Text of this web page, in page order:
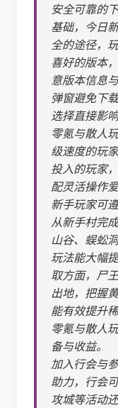
安全可靠的
基础，今日
全的途径，
喜好的版本
意版本信息
弹窗避免下
选择直接影
零氪与散人
级速度的玩
投入的玩家
配灵活操作爱
新手玩家可
从新手村完
山谷、蜈蚣
玩法能大幅
取方面，尸
出地，把握
能有效提升
零氪与散人
备与收益。
加入行会与
助力，行会
攻城等活动